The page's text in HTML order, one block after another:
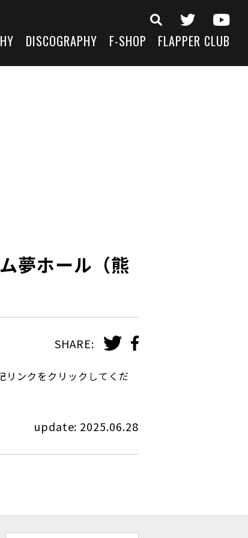
DISCOGRAPHY F-SHOP FLAPPER CLUB
夢ホール（熊
SHARE:
リンクをクリックしてくだ
update: 2025.06.28